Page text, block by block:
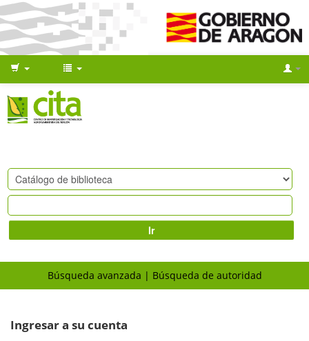
Ir
Búsqueda avanzada Búsqueda de autoridad
Ingresar a su cuenta